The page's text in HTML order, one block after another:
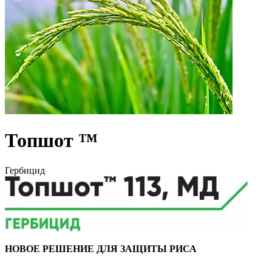
Топшот ™
Гербицид
НОВОЕ РЕШЕНИЕ ДЛЯ ЗАЩИТЫ РИСА